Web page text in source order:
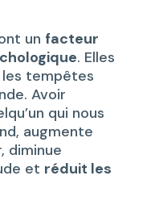
un facteur
. Elles
tempêtes
Avoir
qui nous
augmente
diminue
et réduit les